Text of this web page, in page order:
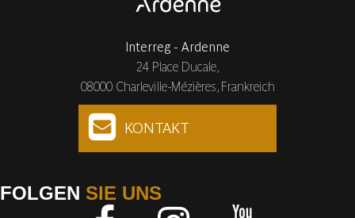
Interreg - Ardenne
24 Place Ducale,
08000 Charleville-Mézières, Frankreich
KONTAKT
FOLGEN SIE UNS